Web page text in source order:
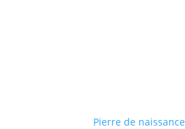
Pierre de naissance